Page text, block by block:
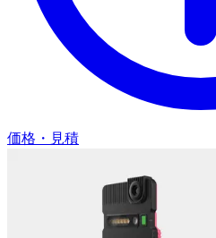
価格・見積